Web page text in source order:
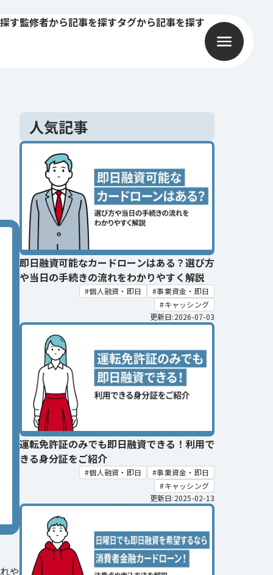
す監修者から記事を探すタグから記事を探す
や
人気記事
即日融資可能なカードローンはある？選び方
や当日の手続きの流れをわかりやすく解説
個人融資・即日
事業資金・即日
キャッシング
更新日:2026-07-03
運転免許証のみでも即日融資できる！利用で
きる身分証をご紹介
個人融資・即日
事業資金・即日
キャッシング
更新日:2025-02-13